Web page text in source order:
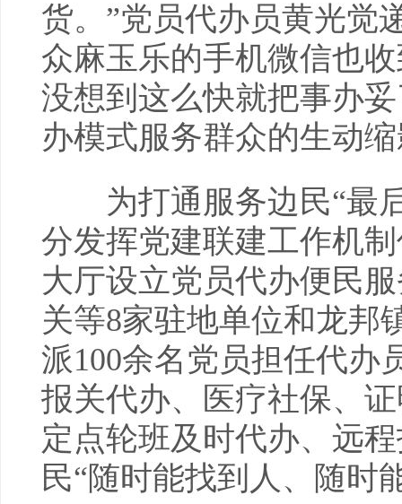
货。”党员代办员黄光觉
众麻玉乐的手机微信也
没想到这么快就把事办
办模式服务群众的生动
为打通服务边民“最后
分发挥党建联建工作机
大厅设立党员代办便民
关等8家驻地单位和龙邦
派100余名党员担任代办
报关代办、医疗社保、
定点轮班及时代办、远
民“随时能找到人、随时